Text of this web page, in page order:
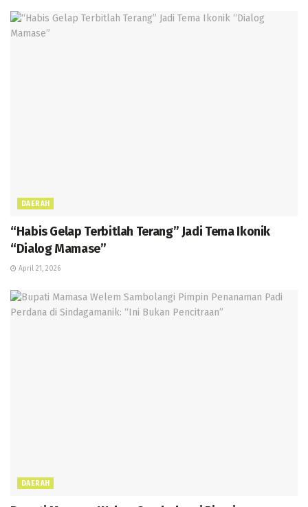
DAERAH
“Habis Gelap Terbitlah Terang” Jadi Tema Ikonik
“Dialog Mamase”
April 21, 2026
DAERAH